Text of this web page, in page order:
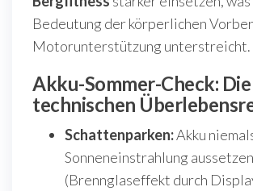
Bedeutung der körperlichen
Motorunterstützung unterstreicht.
Akku-Sommer-Check: Die
technischen
Schattenparken:Akku
Sonneneinstrahlung aussetzen
(Brennglaseffekt durch